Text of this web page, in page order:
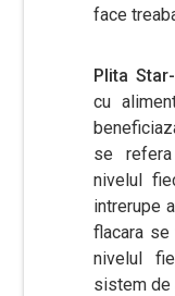
face
Plita
cu
se
nivelul
intrerupe
flacara se
nivelul
sistem de